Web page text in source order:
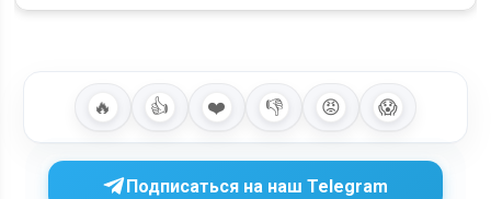
🔥 👍 ❤️ 👎 😡 😱
Подписаться на наш Telegram